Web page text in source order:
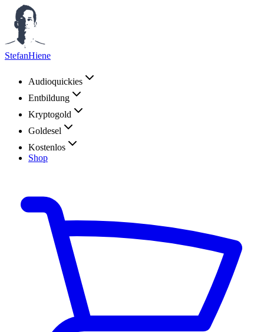
StefanHiene
Audioquickies
Entbildung
Kryptogold
Goldesel
Kostenlos
Shop